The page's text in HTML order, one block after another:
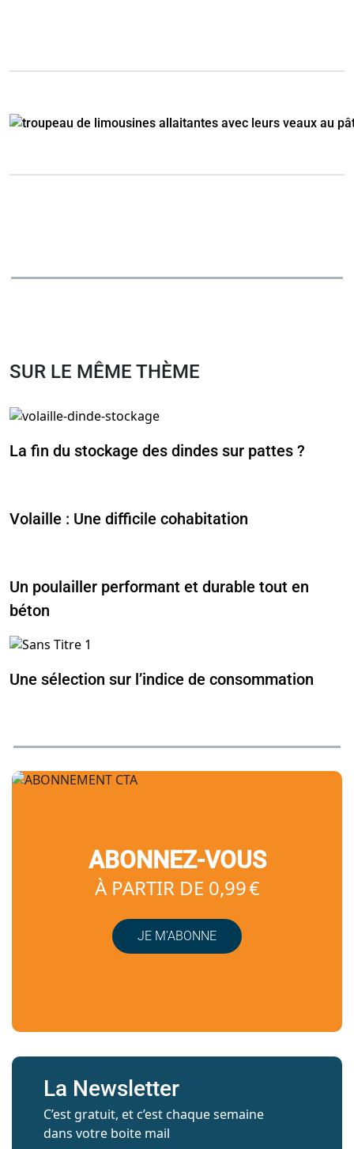
SUR LE MÊME THÈME
La fin du stockage des dindes sur pattes ?
Volaille : Une difficile cohabitation
Un poulailler performant et durable tout en
béton
Une sélection sur l’indice de consommation
ABONNEZ-VOUS
À PARTIR DE 0,99 €
JE M’ABONNE
La Newsletter
C’est gratuit, et c’est chaque semaine
dans votre boite mail